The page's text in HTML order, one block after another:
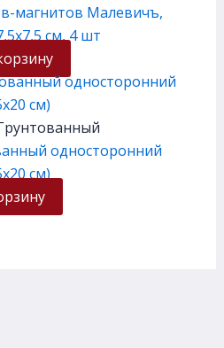
магнитов Малевичъ,
см, 4 шт
односторонний
см)